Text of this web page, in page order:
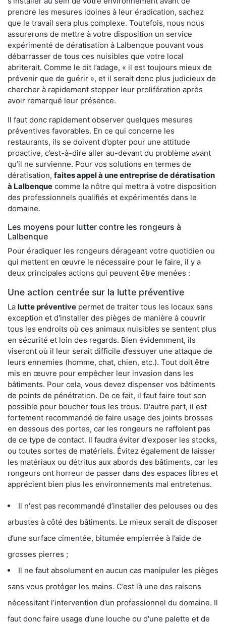
prendre les mesures idoines à leur éradication, sachez
que le travail sera plus complexe. Toutefois, nous nous
assurerons de mettre à votre disposition un service
expérimenté de dératisation à Lalbenque pouvant vous
débarrasser de tous ces nuisibles que votre local
abriterait. Comme le dit l’adage, « il est toujours mieux de
prévenir que de guérir », et il serait donc plus judicieux de
chercher à rapidement stopper leur prolifération après
avoir remarqué leur présence.
Il faut donc rapidement observer quelques mesures
préventives favorables. En ce qui concerne les
restaurants, ils se doivent d’opter pour une attitude
proactive, c’est-à-dire aller au-devant du problème avant
qu’il ne survienne. Pour vos solutions en termes de
dératisation, faites appel à une entreprise de dératisation
à Lalbenque comme la nôtre qui mettra à votre disposition
des professionnels qualifiés et expérimentés dans le
domaine.
Les moyens pour lutter contre les rongeurs à
Lalbenque
Pour éradiquer les rongeurs dérageant votre quotidien ou
qui mettent en œuvre le nécessaire pour le faire, il y a
deux principales actions qui peuvent être menées :
Une action centrée sur la lutte préventive
La lutte préventive permet de traiter tous les locaux sans
exception et d'installer des pièges de manière à couvrir
tous les endroits où ces animaux nuisibles se sentent plus
en sécurité et loin des regards. Bien évidemment, ils
viseront où il leur serait difficile d’essuyer une attaque de
leurs ennemies (homme, chat, chien, etc.). Tout doit être
mis en œuvre pour empêcher leur invasion dans les
bâtiments. Pour cela, vous devez dispenser vos bâtiments
de points de pénétration. De ce fait, il faut faire tout son
possible pour boucher tous les trous. D'autre part, il est
fortement recommandé de faire usage des joints brosses
en dessous des portes, car les rongeurs ne raffolent pas
de ce type de contact. Il faudra éviter d'exposer les stocks,
ou toutes sortes de matériels. Évitez également de laisser
les matériaux ou détritus aux abords des bâtiments, car les
rongeurs ont horreur de passer dans des espaces libres et
apprécient bien plus les environnements mal entretenus.
Il n'est pas recommandé d’installer des pelouses ou des
arbustes à côté des bâtiments. Le mieux serait de disposer
d’une surface cimentée, bitumée empierrée à l’aide de
grosses pierres ;
Il ne faut absolument en aucun cas manipuler les pièges
sans vous protéger les mains. C’est là une des raisons
nécessitant l’intervention d’un professionnel du domaine. Il
faut donc faire usage d’une louche ou d'une palette et de